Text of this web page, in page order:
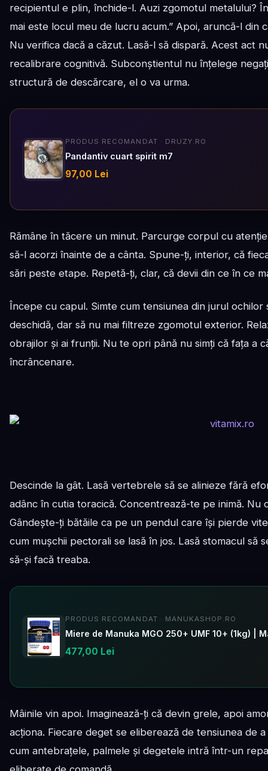
recipientul e plin, închide-l. Auzi zgomotul metalului?
mai este locul meu de lucru acum.” Apoi, aruncă-l din
Nu verifica dacă a căzut. Lasă-l să dispară. Acest act
recalibrare cognitivă. Subconștientul nu înțelege
structură de descărcare, el o va urma.
PRODUS RECOMANDAT · DRUZY.RO
Pandantiv cuart spirit m7
97,00 Lei
Rămâne în tăcere un minut. Parcurge corpul cu
să-l acorzi înainte de a cânta. Spune-ți, interior, că
sări peste etape. Repetă-ți, clar, că devii din ce în ce
Începe cu capul. Simte cum tensiunea din jurul ochilor
deschidă, dar să nu mai filtreze zgomotul exterior.
obrajilor și ai frunții. Nu te opri până nu simți că fața a
încrâncenare.
Descinde la gât. Lasă vertebrele să se alinieze fără
adânc în cutia toracică. Concentrează-te pe inimă. Nu
Gândește-ți bătăile ca pe un pendul care își pierde
cum mușchii pectorali se lasă în jos. Lasă stomacul să
să-și facă treaba.
PRODUS RECOMANDAT · MANUKASHOP.RO
Miere de Manuka MGO 250+ UMF 10+ (1kg) |
477,00 Lei
Mâinile vin apoi. Imaginează-ți că devin grele, apoi
acționa. Fiecare deget se eliberează de tensiunea de
cum antebrațele, palmele și degetele intră într-un